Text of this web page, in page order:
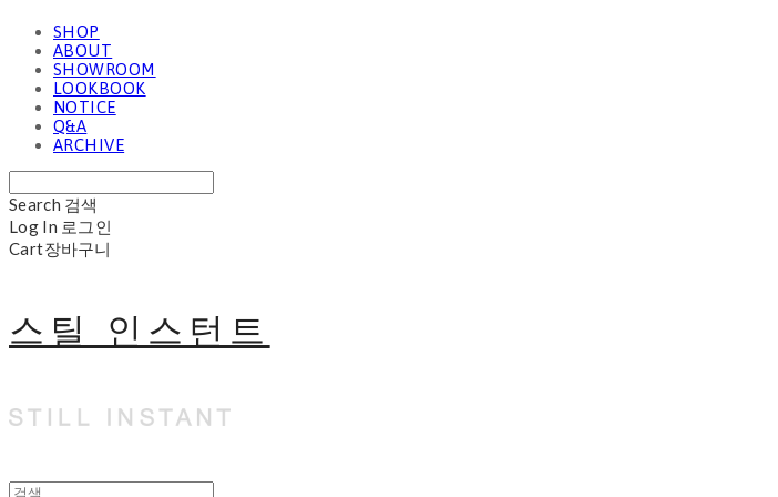
SHOP
ABOUT
SHOWROOM
LOOKBOOK
NOTICE
Q&A
ARCHIVE
Search 검색
Log In 로그인
Cart장바구니
스틸 인스턴트